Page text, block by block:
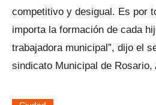
competitivo y desigual. Es por
importa la formación de cada
trabajadora municipal”, dijo el
sindicato Municipal de Rosario,